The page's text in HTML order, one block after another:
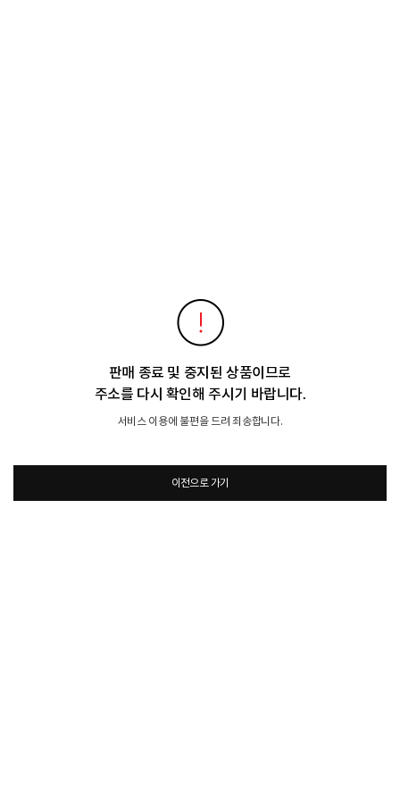
판매 종료 및 중지된 상품이므로
주소를 다시 확인해 주시기 바랍니다.
서비스 이용에 불편을 드려 죄송합니다.
이전으로 가기